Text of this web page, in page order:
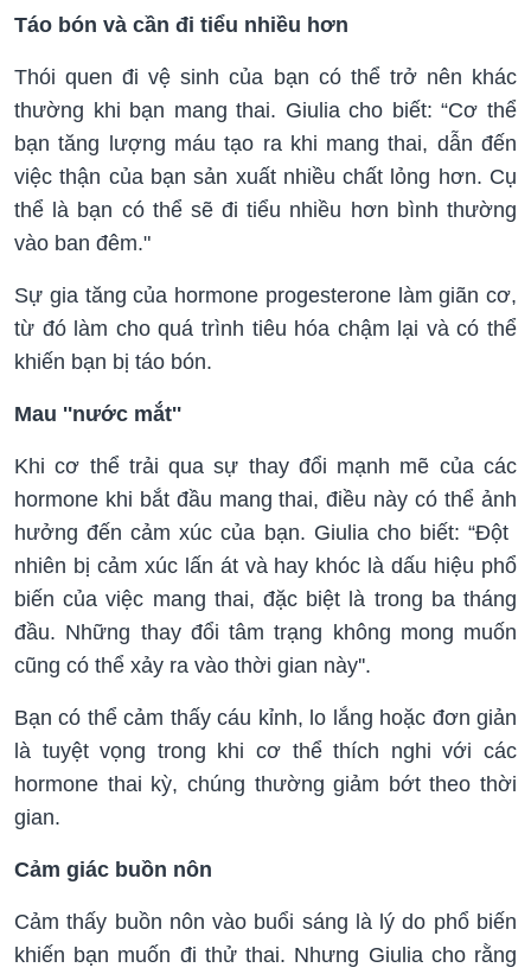
Táo bón và cần đi tiểu nhiều hơn
Thói quen đi vệ sinh của bạn có thể trở nên khác
thường khi bạn mang thai. Giulia cho biết: “Cơ thể
bạn tăng lượng máu tạo ra khi mang thai, dẫn đến
việc thận của bạn sản xuất nhiều chất lỏng hơn. Cụ
thể là bạn có thể sẽ đi tiểu nhiều hơn bình thường
vào ban đêm."
Sự gia tăng của hormone progesterone làm giãn cơ,
từ đó làm cho quá trình tiêu hóa chậm lại và có thể
khiến bạn bị táo bón.
Mau ''nước mắt''
Khi cơ thể trải qua sự thay đổi mạnh mẽ của các
hormone khi bắt đầu mang thai, điều này có thể ảnh
hưởng đến cảm xúc của bạn. Giulia cho biết: “Đột ​​
nhiên bị cảm xúc lấn át và hay khóc là dấu hiệu phổ
biến của việc mang thai, đặc biệt là trong ba tháng
đầu. Những thay đổi tâm trạng không mong muốn
cũng có thể xảy ra vào thời gian này''.
Bạn có thể cảm thấy cáu kỉnh, lo lắng hoặc đơn giản
là tuyệt vọng trong khi cơ thể thích nghi với các
hormone thai kỳ, chúng thường giảm bớt theo thời
gian.
Cảm giác buồn nôn
Cảm thấy buồn nôn vào buổi sáng là lý do phổ biến
khiến bạn muốn đi thử thai. Nhưng Giulia cho rằng